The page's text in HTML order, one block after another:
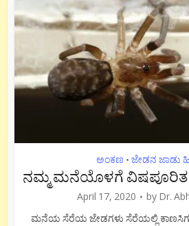
ಅಂಕಣ • ಜೇಡನ ಜಾಡು
ನಮ್ಮ ಮನೆಯೊಳಗೆ
April 17, 2020 by Dr.
ಮನೆಯ ಸೆರೆಯ ಜೇಡಗಳು ಸೆರೆಯಲ್ಲಿ